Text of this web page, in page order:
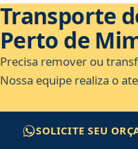
Transporte
Perto de
Precisa remover ou
Nossa equipe realiza o
SOLICITE SEU